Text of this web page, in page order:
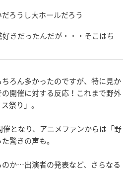
ろうし大ホールだろう
きだったんだが・・・そこはち
ろん多かったのですが、特に見か
開催に対する反応！これまで野外
祭り」。
となり、アニメファンからは「野
驚きの声も。
か…出演者の発表など、さらなる